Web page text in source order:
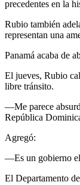
precedentes en la
Rubio también
representan una
Panamá acaba de
El jueves, Rubio
libre tránsito.
—Me parece
República
Agregó:
—Es un gobierno
El Departamento